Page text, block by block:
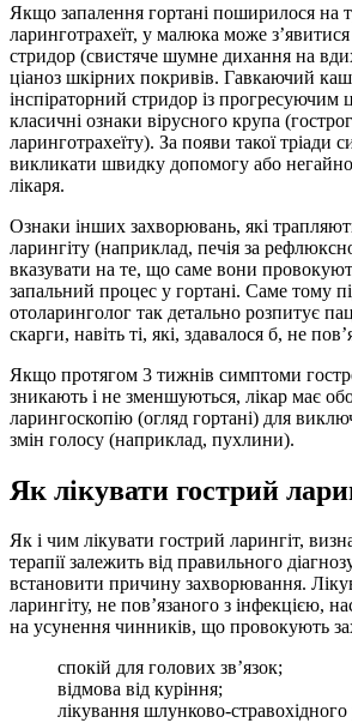
Якщо запалення гортані поширилося на
ларинготрахеїт, у малюка може
стридор (свистяче шумне дихання на
ціаноз шкірних покривів. Гавкаючий
інспіраторний стридор із
класичні ознаки вірусного крупа
ларинготрахеїту). За появи такої тріади
викликати швидку допомогу або
лікаря.
Ознаки інших захворювань, які
ларингіту (наприклад, печія за
вказувати на те, що саме вони
запальний процес у гортані. Саме тому
отоларинголог так детально розпитує
скарги, навіть ті, які, здавалося б, не
Якщо протягом 3 тижнів симптоми
зникають і не зменшуються, лікар має
ларингоскопію (огляд гортані) для
змін голосу (наприклад, пухлини).
Як лікувати гострий
Як і чим лікувати гострий ларингіт,
терапії залежить від правильного
встановити причину захворювання.
ларингіту, не пов’язаного з інфекцією,
на усунення чинників, що провокують
спокій для голових зв’язок;
відмова від куріння;
лікування шлунково-